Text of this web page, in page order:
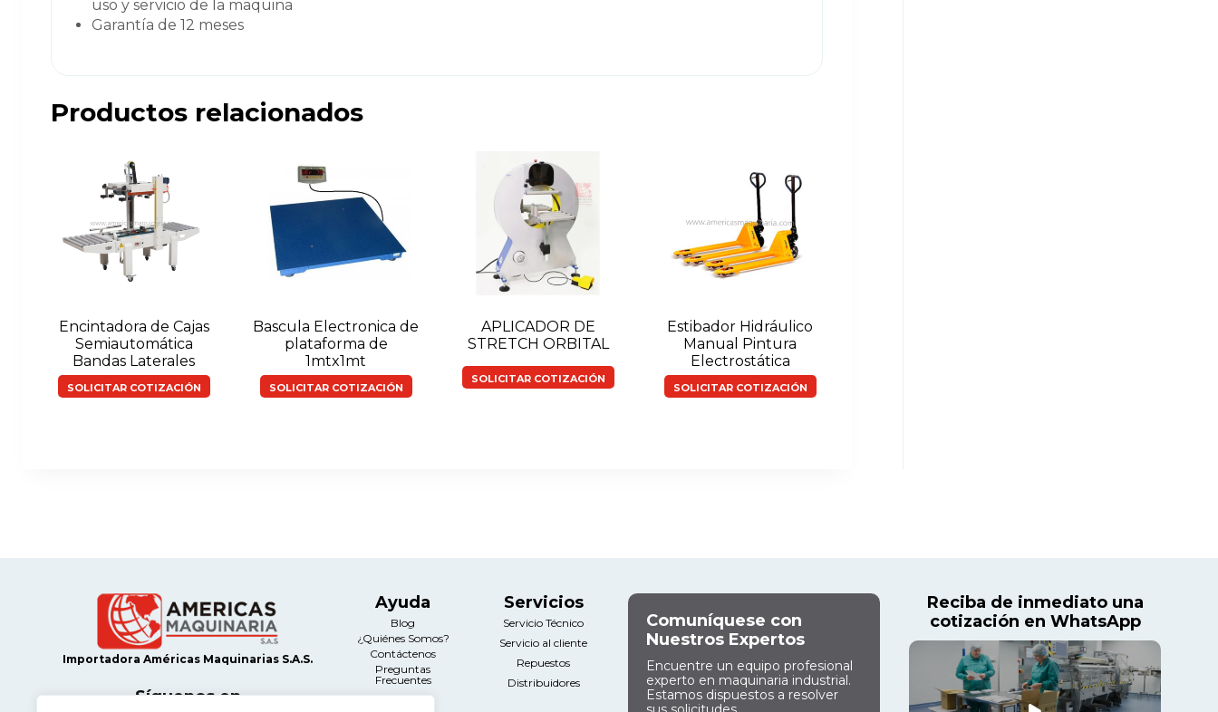
uso y servicio de la maquina
Garantía de 12 meses
Productos relacionados
Encintadora de Cajas
Semiautomática
Bandas Laterales
SOLICITAR COTIZACIÓN
Bascula Electronica de
plataforma de
1mtx1mt
SOLICITAR COTIZACIÓN
APLICADOR DE
STRETCH ORBITAL
SOLICITAR COTIZACIÓN
Estibador Hidráulico
Manual Pintura
Electrostática
SOLICITAR COTIZACIÓN
Importadora Américas Maquinarias S.A.S.
Síguenos en
Ayuda
Blog
¿Quiénes Somos?
Contáctenos
Preguntas
Frecuentes
Servicios
Servicio Técnico
Servicio al cliente
Repuestos
Distribuidores
Comuníquese con
Nuestros Expertos
Encuentre un equipo profesional
experto en maquinaria industrial.
Estamos dispuestos a resolver
Reciba de inmediato una
cotización en WhatsApp